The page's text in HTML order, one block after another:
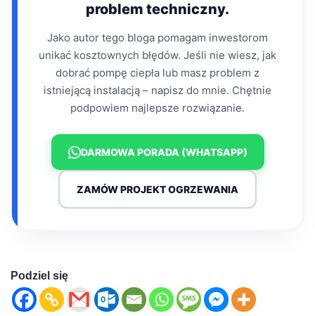
problem techniczny.
Jako autor tego bloga pomagam inwestorom
unikać kosztownych błędów. Jeśli nie wiesz, jak
dobrać pompę ciepła lub masz problem z
istniejącą instalacją – napisz do mnie. Chętnie
podpowiem najlepsze rozwiązanie.
DARMOWA PORADA (WHATSAPP)
ZAMÓW PROJEKT OGRZEWANIA
Podziel się